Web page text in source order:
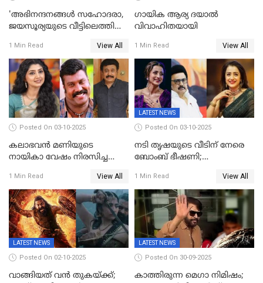
'അഭിനന്ദനങ്ങൾ സഹോദരാ,
ജയസൂര്യയുടെ വീട്ടിലെത്തി
ആഘോഷം'
1 Min Read View All
ഗായിക ആര്യ ദയാൽ
വിവാഹിതയായി
1 Min Read View All
Posted On 03-10-2025
കലാഭവൻ മണിയുടെ
നായികാ വേഷം നിരസിച്ച
നടി ദിവ്യ ഉണ്ണിയല്ലെന്നും
സമൂഹമാധ്യമത്തിൽ കുറിപ്പ്
1 Min Read View All
LATEST NEWS
Posted On 03-10-2025
നടി തൃഷയുടെ വീടിന് നേരെ
ബോംബ് ഭീഷണി;
കണ്ടെത്തൽ
1 Min Read View All
LATEST NEWS
Posted On 02-10-2025
വാങ്ങിയത് വൻ തുകയ്ക്ക്;
LATEST NEWS
Posted On 30-09-2025
കാത്തിരുന്ന മെഗാ നിമിഷം;